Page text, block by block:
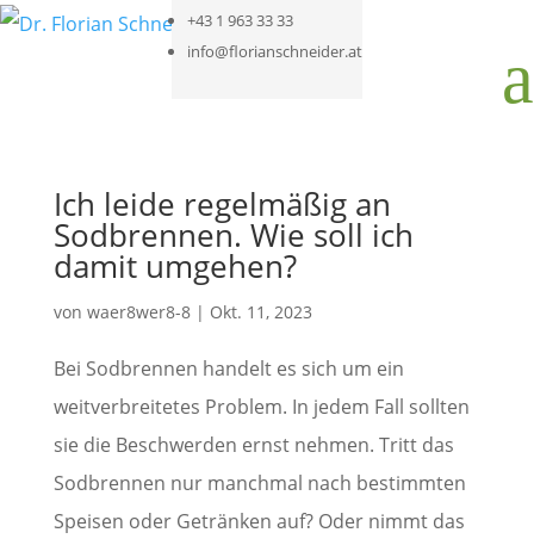
+43 1 963 33 33
info@florianschneider.at
a
Ich leide regelmäßig an
Sodbrennen. Wie soll ich
damit umgehen?
von waer8wer8-8| Okt. 11, 2023
Bei Sodbrennen handelt es sich um ein
weitverbreitetes Problem. In jedem Fall sollten
sie die Beschwerden ernst nehmen. Tritt das
Sodbrennen nur manchmal nach bestimmten
Speisen oder Getränken auf? Oder nimmt das